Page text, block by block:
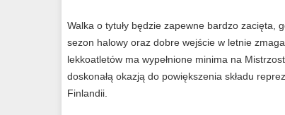
Walka o tytuły będzie zapewne bardzo zacięta,
sezon halowy oraz dobre wejście w letnie
lekkoatletów ma wypełnione minima na
doskonałą okazją do powiększenia składu
Finlandii.